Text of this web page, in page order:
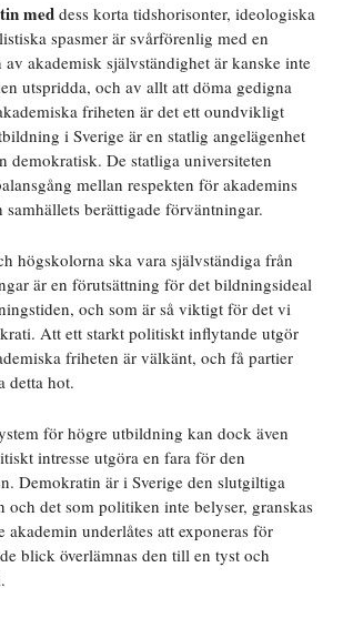
med dess korta tidshorisonter, ideologiska
spasmer är svårförenlig med en
akademisk självständighet är kanske inte
utspridda, och av allt att döma gedigna
friheten är det ett oundvikligt
i Sverige är en statlig angelägenhet
demokratisk. De statliga universiteten
mellan respekten för akademins
berättigade förväntningar.
högskolorna ska vara självständiga från
är en förutsättning för det bildningsideal
och som är så viktigt för det vi
Att ett starkt politiskt inflytande utgör
friheten är välkänt, och få partier
detta hot.
för högre utbildning kan dock även
intresse utgöra en fara för den
Demokratin är i Sverige den slutgiltiga
och det som politiken inte belyser, granskas
akademin underlåtes att exponeras för
blick överlämnas den till en tyst och